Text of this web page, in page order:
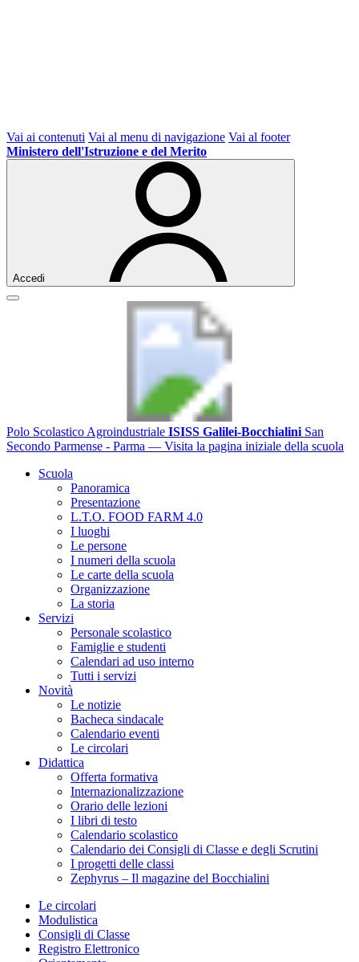
Vai ai contenuti Vai al menu di navigazione Vai al footer
Ministero dell'Istruzione e del Merito
Accedi
Polo Scolastico Agroindustriale ISISS Galilei-Bocchialini San
Secondo Parmense - Parma — Visita la pagina iniziale della scuola
Scuola
Panoramica
Presentazione
L.T.O. FOOD FARM 4.0
I luoghi
Le persone
I numeri della scuola
Le carte della scuola
Organizzazione
La storia
Servizi
Personale scolastico
Famiglie e studenti
Calendari ad uso interno
Tutti i servizi
Novità
Le notizie
Bacheca sindacale
Calendario eventi
Le circolari
Didattica
Offerta formativa
Internazionalizzazione
Orario delle lezioni
I libri di testo
Calendario scolastico
Calendario dei Consigli di Classe e degli Scrutini
I progetti delle classi
Zephyrus – Il magazine del Bocchialini
Le circolari
Modulistica
Consigli di Classe
Registro Elettronico